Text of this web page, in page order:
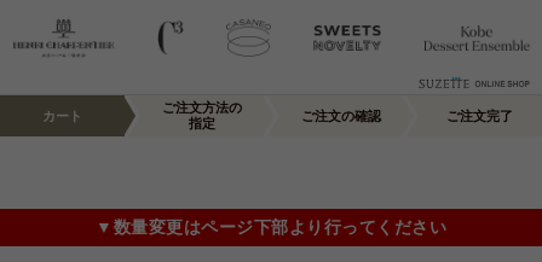
カート
ご注文方法の
指定
ご注文の確認 ご注文完了
▼数量変更はページ下部より行ってください